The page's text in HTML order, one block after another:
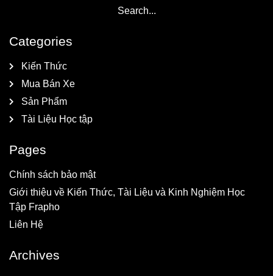
Categories
Kiến Thức
Mua Bán Xe
Sản Phẩm
Tài Liệu Học tập
Pages
Chính sách bảo mật
Giới thiệu về Kiến Thức, Tài Liệu và Kinh Nghiệm Học
Tập Frapho
Liên Hệ
Archives